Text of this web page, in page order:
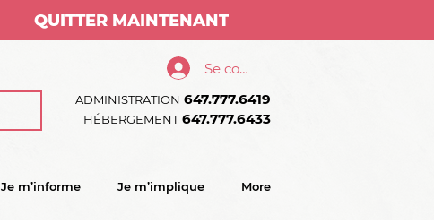
QUITTER MAINTENANT
ADMINISTRATION 647.777.6419
HÉBERGEMENT 647.777.6433
Je m’informe Je m’implique More
Se connecter